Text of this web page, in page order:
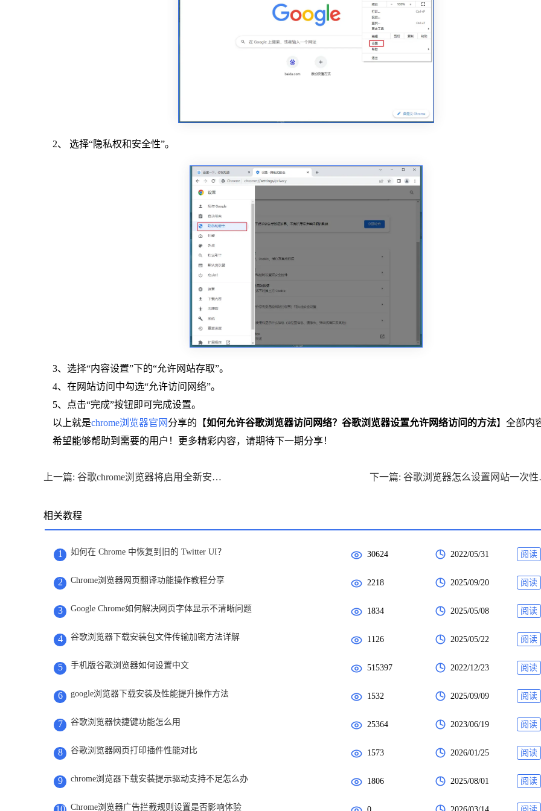
2、 选择“隐私权和安全性”。
3、选择“内容设置”下的“允许网站存取”。
4、在网站访问中勾选“允许访问网络”。
5、点击“完成”按钮即可完成设置。
以上就是chrome浏览器官网 分享的【如何允许谷歌浏览器访问网络？谷歌浏览器设置允许网络访问的方法】全部内
希望能够帮助到需要的用户！更多精彩内容，请期待下一期分享！
上一篇: 谷歌chrome浏览器将启用全新安全图标 下一篇:
相关教程
1 如何在 Chrome 中恢复到旧的 Twitter UI？ 30624 2022/05/31 阅读
2 Chrome浏览器网页翻译功能操作教程分享 2218 2025/09/20 阅读
3 Google Chrome如何解决网页字体显示不清晰问题 1834 2025/05/08 阅读
4 谷歌浏览器下载安装包文件传输加密方法详解 1126 2025/05/22 阅读
5 手机版谷歌浏览器如何设置中文 515397 2022/12/23 阅读
6 google浏览器下载安装及性能提升操作方法 1532 2025/09/09 阅读
7 谷歌浏览器快捷键功能怎么用 25364 2023/06/19 阅读
8 谷歌浏览器网页打印插件性能对比 1573 2026/01/25 阅读
9 chrome浏览器下载安装提示驱动支持不足怎么办 1806 2025/08/01 阅读
Chrome浏览器广告拦截规则设置是否影响体验